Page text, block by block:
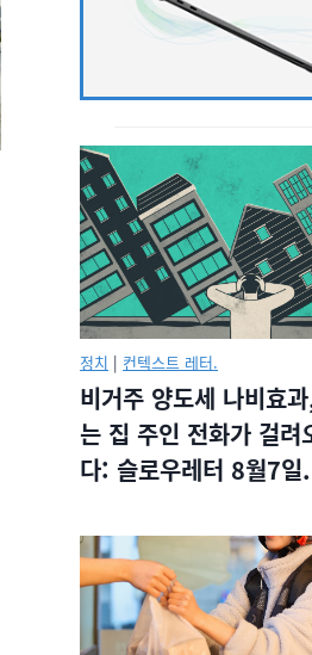
정치 | 컨텍스트 레터.
비거주 양도세 나비효
는 집 주인 전화가 걸려
다: 슬로우레터 8월7일.